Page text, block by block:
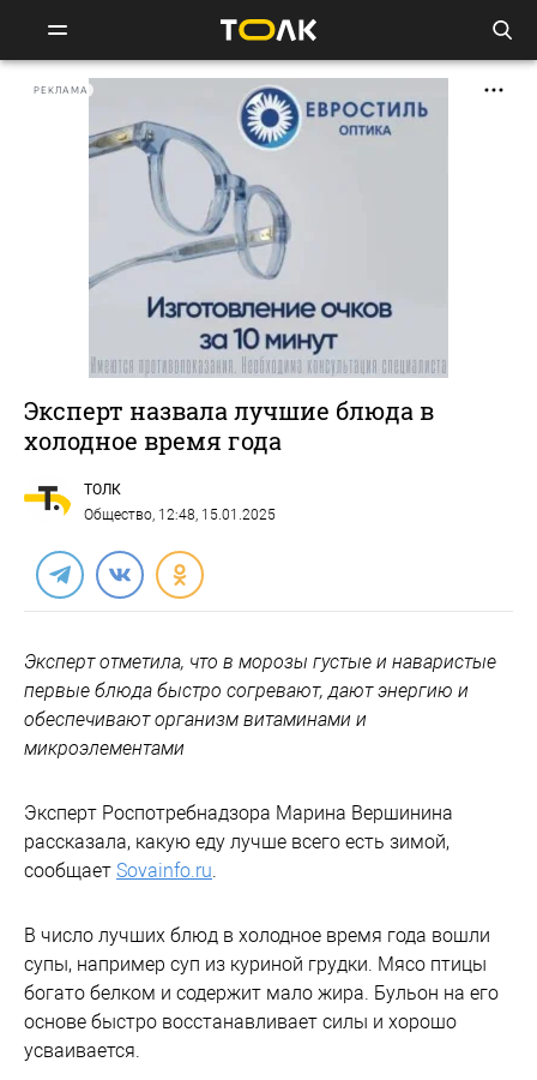
РЕКЛАМА
Эксперт назвала лучшие блюда в
холодное время года
ТОЛК
Общество, 12:48, 15.01.2025
Эксперт отметила, что в морозы густые и наваристые
первые блюда быстро согревают, дают энергию и
обеспечивают организм витаминами и
микроэлементами
Эксперт Роспотребнадзора Марина Вершинина
рассказала, какую еду лучше всего есть зимой,
сообщает Sovainfo.ru.
В число лучших блюд в холодное время года вошли
супы, например суп из куриной грудки. Мясо птицы
богато белком и содержит мало жира. Бульон на его
основе быстро восстанавливает силы и хорошо
усваивается.